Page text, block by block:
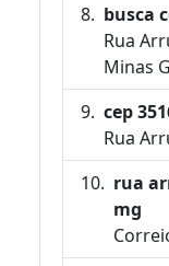
busca
Rua
Minas
cep
Rua
rua
mg